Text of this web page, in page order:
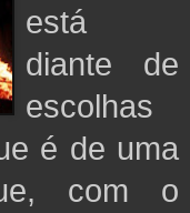
está
diante de
escolhas
é de uma
com o